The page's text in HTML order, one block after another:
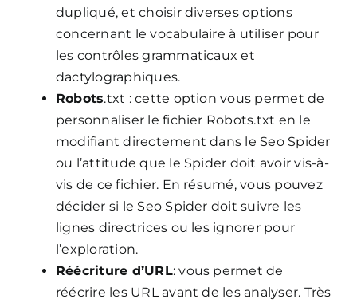
dupliqué, et choisir diverses options
concernant le vocabulaire à utiliser pour
les contrôles grammaticaux et
dactylographiques.
Robots.txt : cette option vous permet de
personnaliser le fichier Robots.txt en le
modifiant directement dans le Seo Spider
ou l’attitude que le Spider doit avoir vis-à-
vis de ce fichier. En résumé, vous pouvez
décider si le Seo Spider doit suivre les
lignes directrices ou les ignorer pour
l’exploration.
Réécriture d’URL: vous permet de
réécrire les URL avant de les analyser. Très